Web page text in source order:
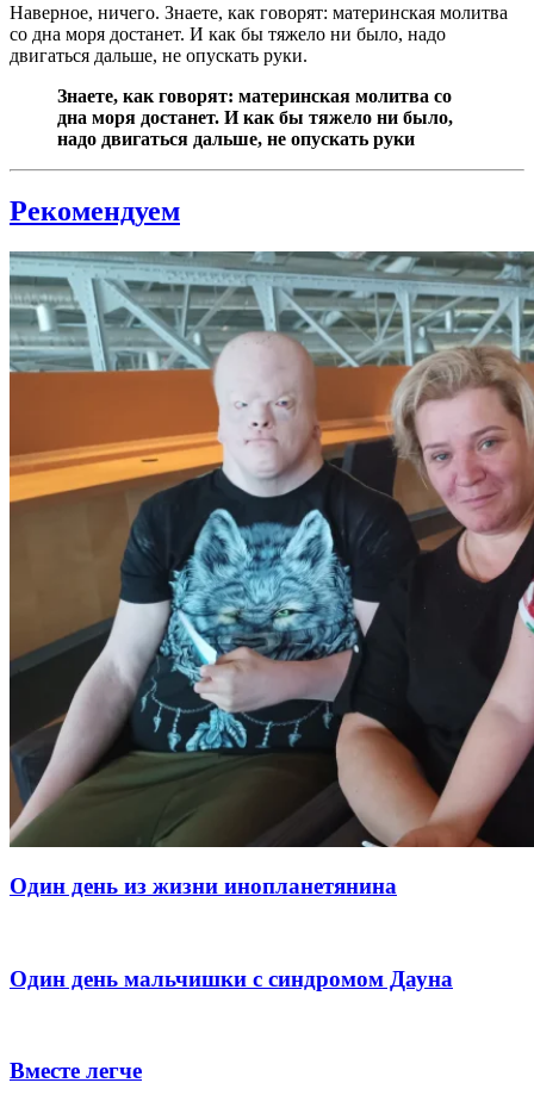
Наверное, ничего. Знаете, как говорят: материнская молитва
со дна моря достанет. И как бы тяжело ни было, надо
двигаться дальше, не опускать руки.
Знаете, как говорят: материнская молитва со
дна моря достанет. И как бы тяжело ни было,
надо двигаться дальше, не опускать руки
Рекомендуем
Один день из жизни инопланетянина
Один день мальчишки с синдромом Дауна
Вместе легче